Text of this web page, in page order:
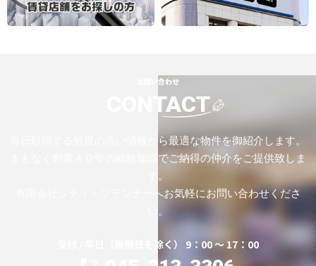
お問い合わせ
CONTACT
毎日取得する鮮度の高い情報から最適な物件を御紹介します。
まもなく創業４０年の経験知識でご納得の仲介をご提供致しま
す。
有限会社シティ・プランナーへお気軽にお問い合わせくださ
い。
受付 / 平日（祝祭日を除く） 9：00 ～ 17：00